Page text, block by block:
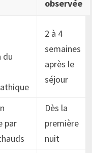
observée
du
2 à 4
semaines
après le
séjour
par
Dès la
première
nuit